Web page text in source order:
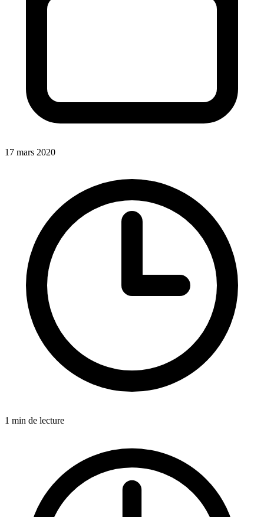
17 mars 2020
1 min de lecture